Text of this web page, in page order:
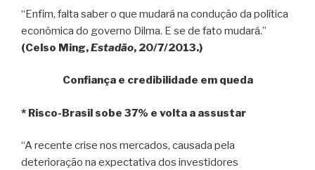
“Enfim, falta saber o que mudará na condução da política
econômica do governo Dilma. E se de fato mudará.”
(Celso Ming,Estadão, 20/7/2013.)
Confiança e credibilidade em queda
* Risco-Brasil sobe 37% e volta a assustar
“A recente crise nos mercados, causada pela
deterioração na expectativa dos investidores